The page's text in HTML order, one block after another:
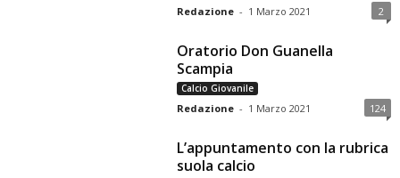
Redazione - 1 Marzo 2021 2
Oratorio Don Guanella
Scampia
Calcio Giovanile
Redazione - 1 Marzo 2021 124
L’appuntamento con la rubrica
suola calcio